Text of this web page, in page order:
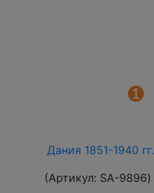
Дания 1851-1940
(Артикул: SA-9896)